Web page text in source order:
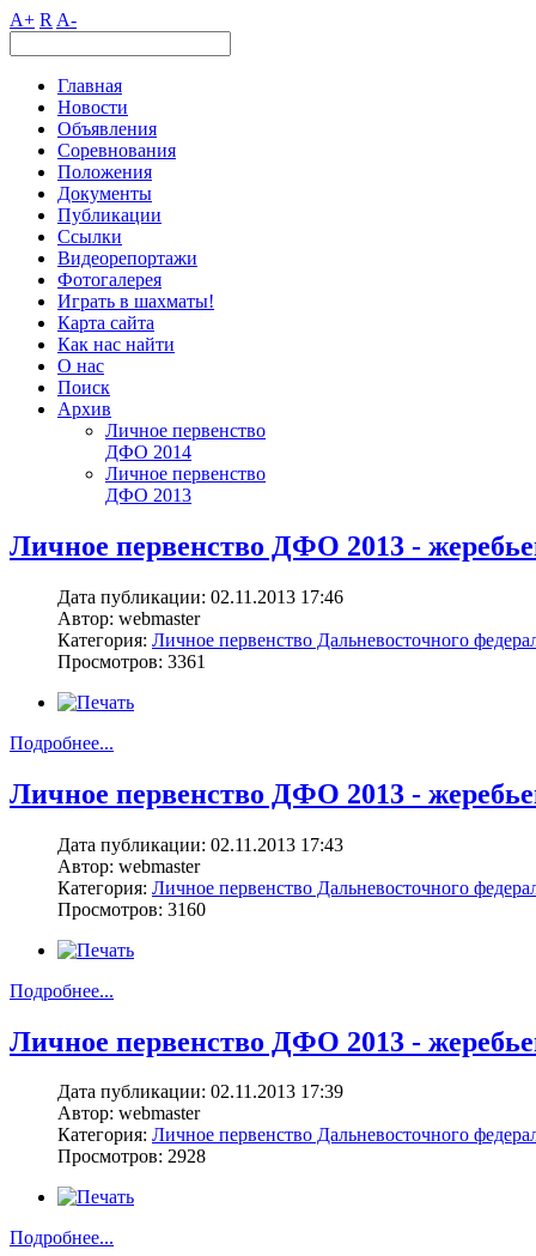
A+ R A-
Главная
Новости
Объявления
Соревнования
Положения
Документы
Публикации
Ссылки
Видеорепортажи
Фотогалерея
Играть в шахматы!
Карта сайта
Как нас найти
О нас
Поиск
Архив
Личное первенство
ДФО 2014
Личное первенство
ДФО 2013
Личное первенство ДФО 2013 -
Дата публикации: 02.11.2013 17:46
Автор: webmaster
Категория: Личное первенство Дальневосточного
Просмотров: 3361
Подробнее...
Личное первенство ДФО 2013 -
Дата публикации: 02.11.2013 17:43
Автор: webmaster
Категория: Личное первенство Дальневосточного
Просмотров: 3160
Подробнее...
Личное первенство ДФО 2013 -
Дата публикации: 02.11.2013 17:39
Автор: webmaster
Категория: Личное первенство Дальневосточного
Просмотров: 2928
Подробнее...